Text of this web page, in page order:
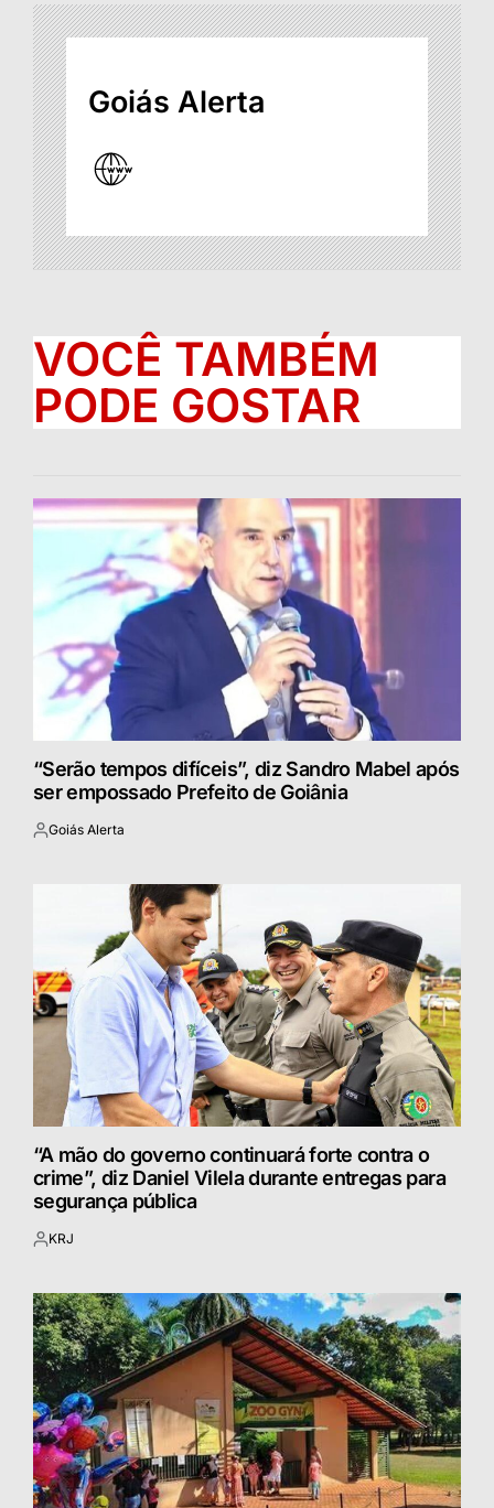
Goiás Alerta
VOCÊ TAMBÉM
PODE GOSTAR
“Serão tempos difíceis”, diz Sandro Mabel após
ser empossado Prefeito de Goiânia
Postado
Goiás Alerta
“A mão do governo continuará forte contra o
crime”, diz Daniel Vilela durante entregas para
segurança pública
Postado
KRJ